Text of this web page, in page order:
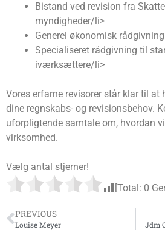
Bistand ved revision fra
myndigheder/li>
Generel økonomisk
Specialiseret rådgivning til
iværksættere/li>
Vores erfarne revisorer står klar til
dine regnskabs- og revisionsbehov.
uforpligtende samtale om, hvordan
virksomhed.
Vælg antal stjerner!
[Total: 0
PREVIOUS
Louise Meyer Jdm